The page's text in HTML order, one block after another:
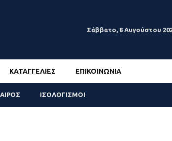
Σάββατο, 8 Αυγούστου
ΚΑΤΑΓΓΕΛΊΕΣ ΕΠΙΚΟΙΝΩΝΊΑ
ΙΣΟΛΟΓΙΣΜΟΙ